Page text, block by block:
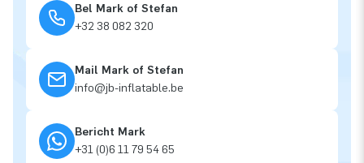
Bel Mark of Stefan
+32 38 082 320
Mail Mark of Stefan
info@jb-inflatable.be
Bericht Mark
+31 (0)6 11 79 54 65